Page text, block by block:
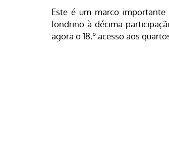
Este é um marco
londrino à décima
agora o 18.º acesso aos